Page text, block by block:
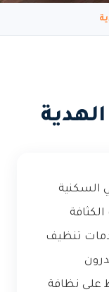
السكنية
تنظيف
على نظافة